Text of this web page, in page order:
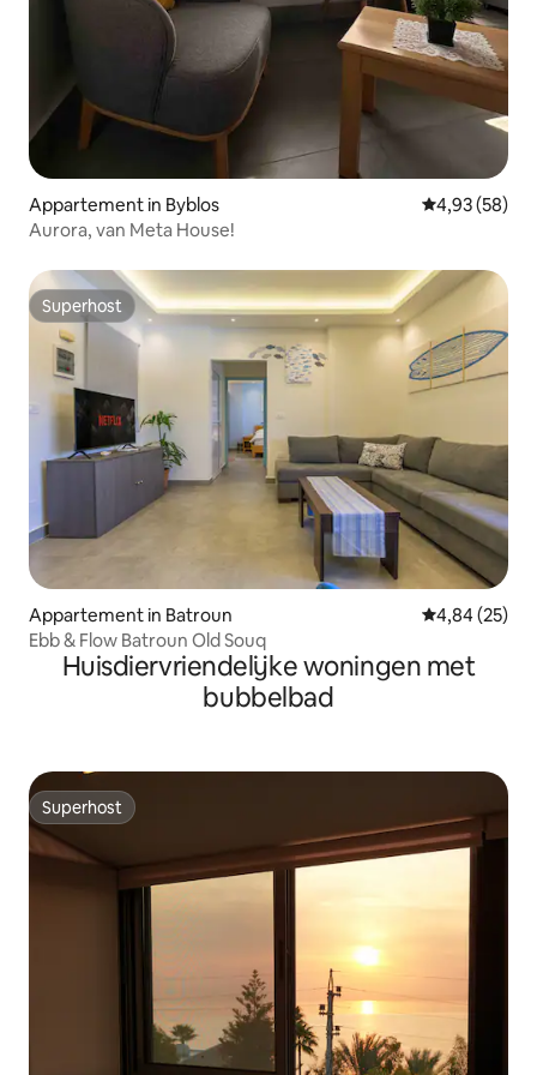
Appartement in Byblos Gemiddelde
4,93 (58)
Aurora, van Meta House!
Superhost
Superhost
Appartement in Batroun Gemiddelde
4,84 (25)
Ebb & Flow Batroun Old Souq
Huisdiervriendelijke woningen met
bubbelbad
Superhost
Superhost